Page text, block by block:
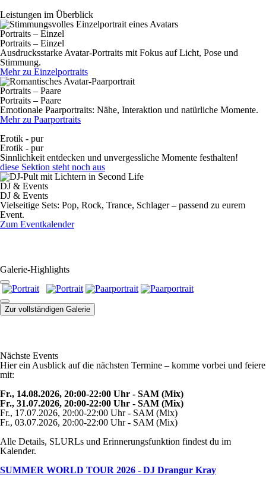
Leistungen im Überblick
Portraits – Einzel
Portraits – Einzel
Ausdrucksstarke Avatar-Portraits mit Fokus auf Licht, Pose und
Stimmung.
Mehr zu Einzelportraits
Portraits – Paare
Portraits – Paare
Emotionale Paarportraits: Nähe, Interaktion und natürliche Momente.
Mehr zu Paarportraits
Erotik - pur
Erotik - pur
Sinnlichkeit entdecken und unvergessliche Momente festhalten!
diese Sektion steht noch aus
DJ & Events
DJ & Events
Vielseitige Sets: Pop, Rock, Trance, Schlager – passend zu eurem
Event.
Zum Eventkalender
Galerie-Highlights
Zur vollständigen Galerie
Nächste Events
Hier ein Ausblick auf die nächsten Termine – komme vorbei und feiere
mit:
Fr., 14.08.2026, 20:00-22:00 Uhr - SAM (Mix)
Fr., 31.07.2026, 20:00-22:00 Uhr - SAM (Mix)
Fr., 17.07.2026, 20:00-22:00 Uhr - SAM (Mix)
Fr., 03.07.2026, 20:00-22:00 Uhr - SAM (Mix)
Alle Details, SLURLs und Erinnerungsfunktion findest du im
Kalender.
SUMMER WORLD TOUR 2026 - DJ Drangur Kray